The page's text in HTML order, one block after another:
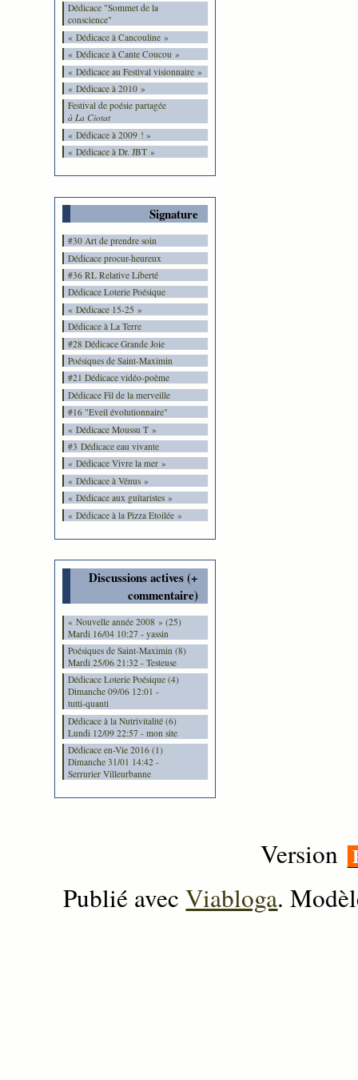
Dédicace "Sommet de la
conscience"
« Dédicace à Cancouline »
« Dédicace à Cante Coucou »
« Dédicace au Festival visionnaire »
« Dédicace à 2010 »
Festival de poésie partagée
à La Ciotat
« Dédicace à 2009 ! »
« Dédicace à Dr. JBT »
Signature
#30 Art de prendre soin
Dédicace procur-heureux
#36 RL Relative Liberté
Dédicace Loterie Poésique
« Dédicace 15-25 »
Dédicace à La Terre
#28 Dédicace Grande Joie
Poésiques de Saint-Maximin
#21 Dédicace vidéo-poème
Dédicace Fil de la merveille
#16 "Eveil évolutionnaire"
« Dédicace Moussu T »
#3 Dédicace eau vivante
« Dédicace Vivre la mer »
« Dédicace à Vénus »
« Dédicace aux guitaristes »
« Dédicace à la Pizza Etoilée »
Discussions actives (+
commentaire)
« Nouvelle année 2008 » (25)
Mardi 16/04 10:27 - yassin
Poésiques de Saint-Maximin (8)
Mardi 25/06 21:32 - Testeuse
Dédicace Loterie Poésique (4)
Dimanche 09/06 12:01 -
tutti-quanti
Dédicace à la Nutrivitalité (6)
Lundi 12/09 22:57 - mon site
Dédicace en-Vie 2016 (1)
Dimanche 31/01 14:42 -
Serrurier Villeurbanne
Version
Publié avecViabloga.